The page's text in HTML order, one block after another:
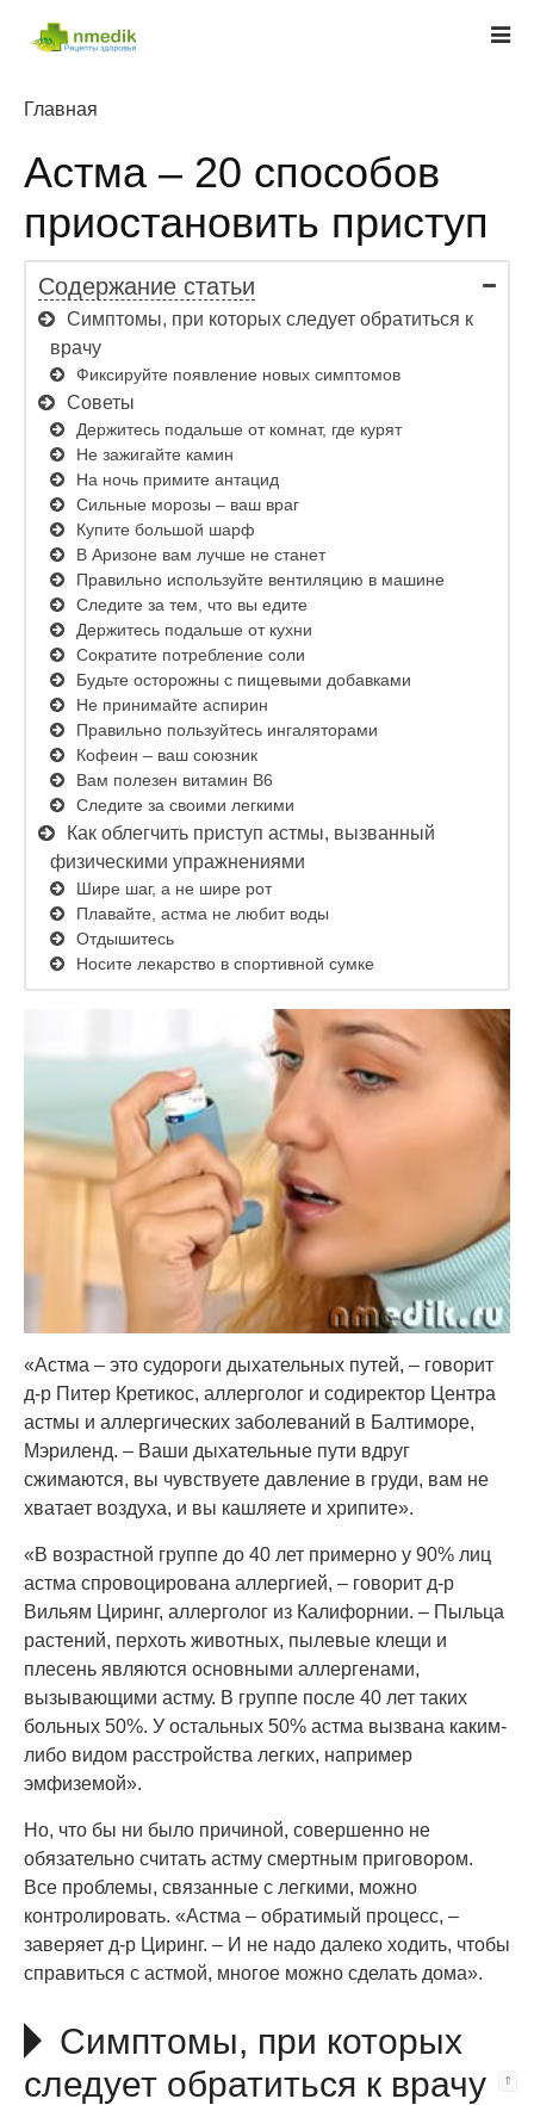
Главная
Астма – 20 способов
приостановить приступ
Содержание статьи
Симптомы, при которых следует обратиться к
врачу
Фиксируйте появление новых симптомов
Советы
Держитесь подальше от комнат, где курят
Не зажигайте камин
На ночь примите антацид
Сильные морозы – ваш враг
Купите большой шарф
В Аризоне вам лучше не станет
Правильно используйте вентиляцию в машине
Следите за тем, что вы едите
Держитесь подальше от кухни
Сократите потребление соли
Будьте осторожны с пищевыми добавками
Не принимайте аспирин
Правильно пользуйтесь ингаляторами
Кофеин – ваш союзник
Вам полезен витамин В6
Следите за своими легкими
Как облегчить приступ астмы, вызванный
физическими упражнениями
Шире шаг, а не шире рот
Плавайте, астма не любит воды
Отдышитесь
Носите лекарство в спортивной сумке
«Астма – это судороги дыхательных путей, – говорит
д-р Питер Кретикос, аллерголог и содиректор Центра
астмы и аллергических заболеваний в Балтиморе,
Мэриленд. – Ваши дыхательные пути вдруг
сжимаются, вы чувствуете давление в груди, вам не
хватает воздуха, и вы кашляете и хрипите».
«В возрастной группе до 40 лет примерно у 90% лиц
астма спровоцирована аллергией, – говорит д-р
Вильям Циринг, аллерголог из Калифорнии. – Пыльца
растений, перхоть животных, пылевые клещи и
плесень являются основными аллергенами,
вызывающими астму. В группе после 40 лет таких
больных 50%. У остальных 50% астма вызвана каким-
либо видом расстройства легких, например
эмфиземой».
Но, что бы ни было причиной, совершенно не
обязательно считать астму смертным приговором.
Все проблемы, связанные с легкими, можно
контролировать. «Астма – обратимый процесс, –
заверяет д-р Циринг. – И не надо далеко ходить, чтобы
справиться с астмой, многое можно сделать дома».
Симптомы, при которых
следует обратиться к врачу